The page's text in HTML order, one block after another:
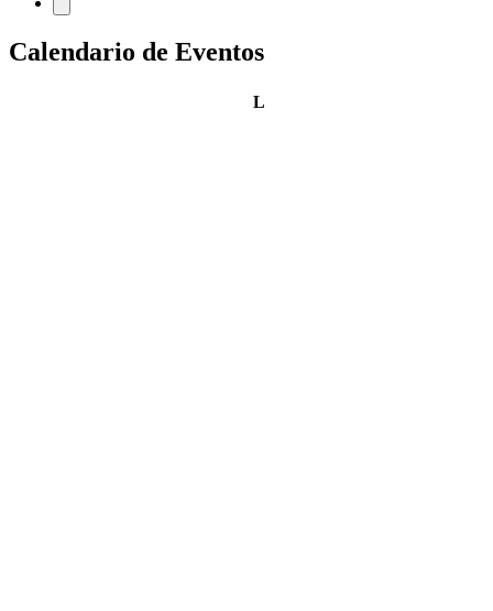
Calendario de Eventos
Llunes